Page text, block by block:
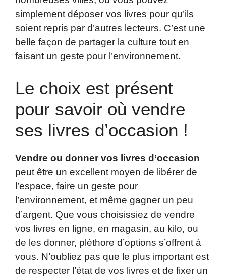
simplement déposer vos livres pour qu’ils
soient repris par d’autres lecteurs. C’est une
belle façon de partager la culture tout en
faisant un geste pour l’environnement.
Le choix est présent
pour savoir où vendre
ses livres d’occasion !
Vendre ou donner vos livres d’occasion
peut être un excellent moyen de libérer de
l’espace, faire un geste pour
l’environnement, et même gagner un peu
d’argent. Que vous choisissiez de vendre
vos livres en ligne, en magasin, au kilo, ou
de les donner, pléthore d’options s’offrent à
vous. N’oubliez pas que le plus important est
de respecter l’état de vos livres et de fixer un